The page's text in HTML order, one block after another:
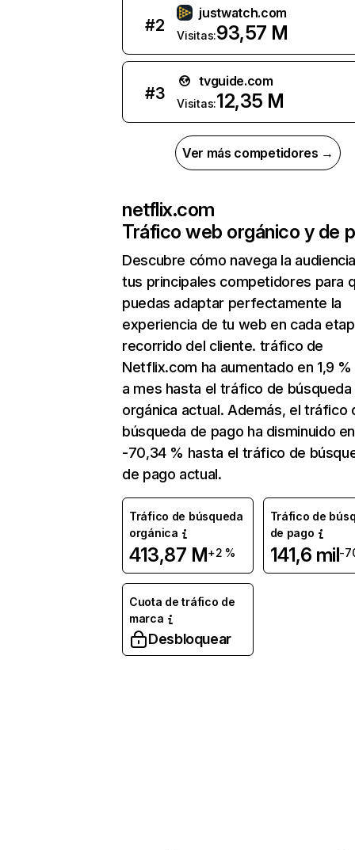
#2
justwatch.com
Visitas:93,57 M
#3
tvguide.com
Visitas:12,35 M
Ver más competidores →
netflix.com
Tráfico web orgánico y de
Descubre cómo navega la
tus principales competidores para
puedas adaptar perfectamente la
experiencia de tu web en cada
recorrido del cliente. tráfico de
Netflix.com ha aumentado en 1,9
a mes hasta el tráfico de búsqueda
orgánica actual. Además, el tráfico
búsqueda de pago ha disminuido en
-70,34 % hasta el tráfico de
de pago actual.
Tráfico de búsqueda
orgánica
413,87 M+2 %
Tráfico de
de pago
141,6 mil-
Cuota de tráfico de
marca
Desbloquear